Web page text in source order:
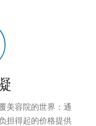
美容院的世界：通
担得起的价格提供